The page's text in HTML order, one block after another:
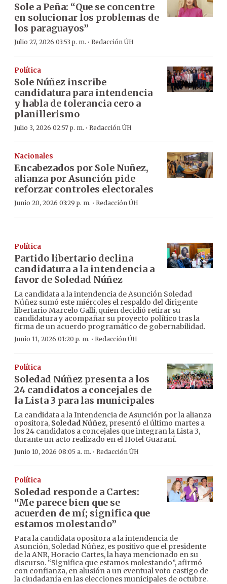
Sole a Peña: “Que se concentre
en solucionar los problemas de
los paraguayos”
Julio 27, 2026 03:53 p. m. · Redacción ÚH
Política
Sole Núñez inscribe
candidatura para intendencia
y habla de tolerancia cero a
planillerismo
Julio 3, 2026 02:57 p. m. · Redacción ÚH
Nacionales
Encabezados por Sole Nuñez,
alianza por Asunción pide
reforzar controles electorales
Junio 20, 2026 03:29 p. m. · Redacción ÚH
Política
Partido libertario declina
candidatura a la intendencia a
favor de Soledad Núñez
La candidata a la intendencia de Asunción Soledad
Núñez sumó este miércoles el respaldo del dirigente
libertario Marcelo Galli, quien decidió retirar su
candidatura y acompañar su proyecto político tras la
firma de un acuerdo programático de gobernabilidad.
Junio 11, 2026 01:20 p. m. · Redacción ÚH
Política
Soledad Núñez presenta a los
24 candidatos a concejales de
la Lista 3 para las municipales
La candidata a la Intendencia de Asunción por la alianza
opositora, Soledad Núñez, presentó el último martes a
los 24 candidatos a concejales que integran la Lista 3,
durante un acto realizado en el Hotel Guaraní.
Junio 10, 2026 08:05 a. m. · Redacción ÚH
Política
Soledad responde a Cartes:
“Me parece bien que se
acuerden de mí; significa que
estamos molestando”
Para la candidata opositora a la intendencia de
Asunción, Soledad Núñez, es positivo que el presidente
de la ANR, Horacio Cartes, la haya mencionado en su
discurso. “Significa que estamos molestando”, afirmó
con confianza, en alusión a un eventual voto castigo de
la ciudadanía en las elecciones municipales de octubre.